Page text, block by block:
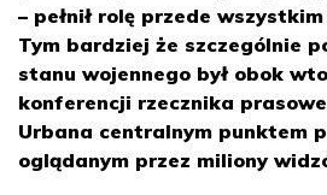
– pełnił rolę przede
Tym bardziej że szczególnie
stanu wojennego był obok
konferencji rzecznika
Urbana centralnym punktem
oglądanym przez miliony